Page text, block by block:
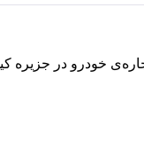
خودرو در جزیره